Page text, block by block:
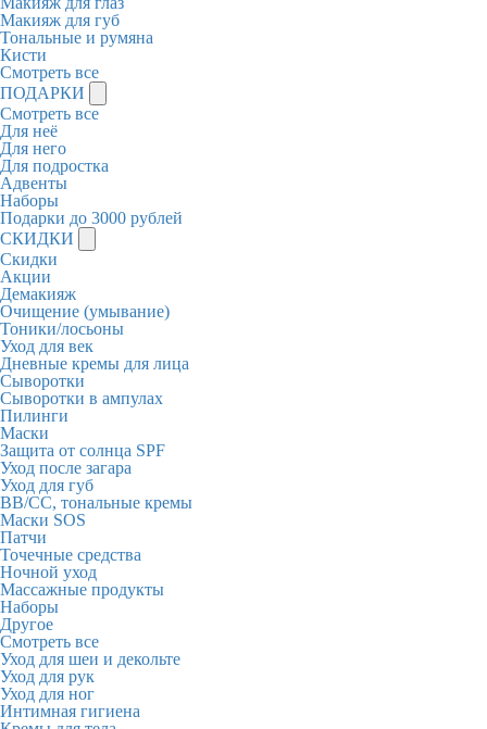
Макияж для губ
Тональные и румяна
Кисти
Смотреть все
ПОДАРКИ
Смотреть все
Для неё
Для него
Для подростка
Адвенты
Наборы
Подарки до 3000 рублей
СКИДКИ
Скидки
Акции
Демакияж
Очищение (умывание)
Тоники/лосьоны
Уход для век
Дневные кремы для лица
Сыворотки
Сыворотки в ампулах
Пилинги
Маски
Защита от солнца SPF
Уход после загара
Уход для губ
BB/CC, тональные кремы
Маски SOS
Патчи
Точечные средства
Ночной уход
Массажные продукты
Наборы
Другое
Смотреть все
Уход для шеи и декольте
Уход для рук
Уход для ног
Интимная гигиена